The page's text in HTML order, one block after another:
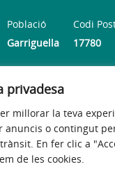
privadesa
millorar la teva
anuncis o contingut
En fer clic a
de les cookies.
Població
Garriguella
Codi
17780
de 9:00h a
de privacitat